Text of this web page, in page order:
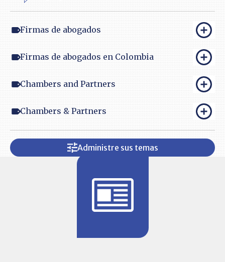
Firmas de abogados
Firmas de abogados en Colombia
Chambers and Partners
Chambers & Partners
Administre sus temas